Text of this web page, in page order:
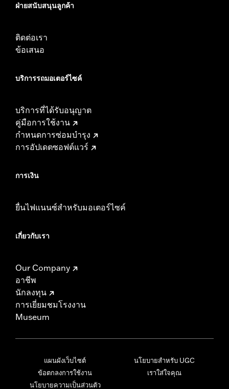
ฝ่ายสนับสนุนลูกค้า
ติดต่อเรา
ข้อเสนอ
บริการรถมอเตอร์ไซค์​
บริการที่ได้รับอนุญาต
คู่มือการใช้งาน
กำหนดการซ่อมบำรุง
การอัปเดตซอฟต์แวร์
การเงิน
ยื่นไฟแนนซ์สำหรับมอเตอร์ไซค์
เกี่ยวกับเรา
Our Company
อาชีพ
นักลงทุน
การเยี่ยมชมโรงงาน
Museum
แผนผังเว็บไซต์
ข้อตกลงการใช้งาน
นโยบายความเป็นส่วนตัว
นโยบายสำหรับ UGC
เราใส่ใจคุณ